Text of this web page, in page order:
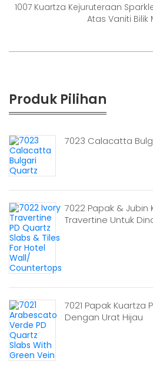
1007 Kuartza Kejuruteraan
Atas Vaniti Bilik
Produk Pilihan
7023 Calacatta
7022 Papak & Jubin
Travertine Untuk
7021 Papak
Dengan Urat Hijau